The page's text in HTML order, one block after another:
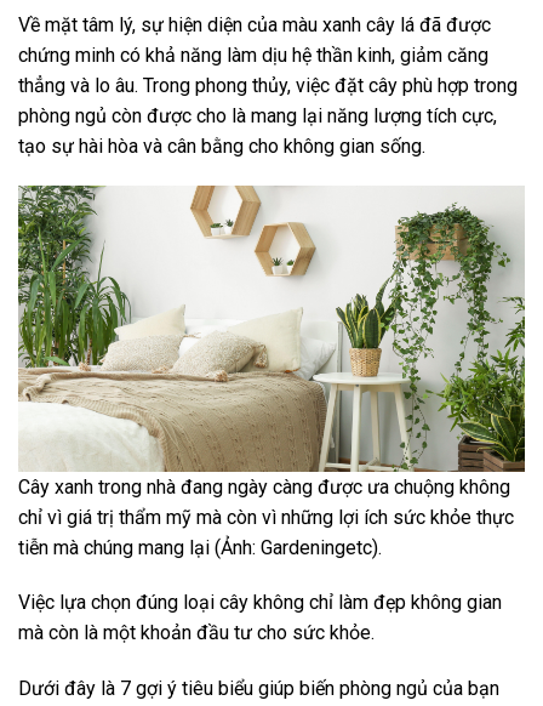
Về mặt tâm lý, sự hiện diện của màu xanh cây lá đã được
chứng minh có khả năng làm dịu hệ thần kinh, giảm căng
thẳng và lo âu. Trong phong thủy, việc đặt cây phù hợp trong
phòng ngủ còn được cho là mang lại năng lượng tích cực,
tạo sự hài hòa và cân bằng cho không gian sống.
Cây xanh trong nhà đang ngày càng được ưa chuộng không
chỉ vì giá trị thẩm mỹ mà còn vì những lợi ích sức khỏe thực
tiễn mà chúng mang lại (Ảnh: Gardeningetc).
Việc lựa chọn đúng loại cây không chỉ làm đẹp không gian
mà còn là một khoản đầu tư cho sức khỏe.
Dưới đây là 7 gợi ý tiêu biểu giúp biến phòng ngủ của bạn